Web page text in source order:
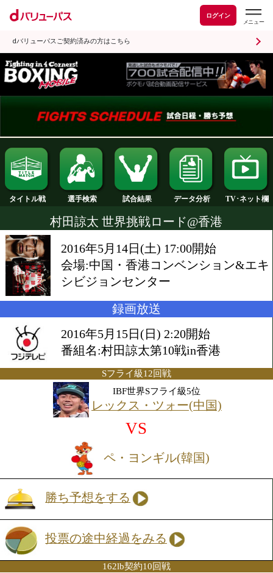
ログイン
dバリューパスご契約済みの方はこちら
タイトル戦 試合結果
村田諒太 世界挑戦ロード@香港
2016年5月14日(土) 17:00開始
会場:中国・香港コンベンシ
シビジョンセンター
録画放送
2016年5月15日(日) 2:20開始
番組名:村田諒太第10戦in香港
Sフライ級12回戦
レックス・ツォー(中国)
VS
ペ・ヨンギル(韓国)